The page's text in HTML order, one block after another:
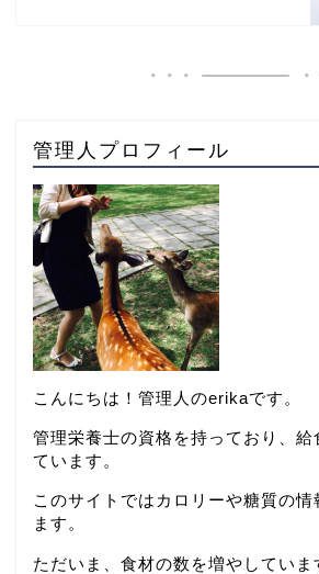
管理人プロフィール
こんにちは！管理人のerikaです。
管理栄養士の資格を持っており、給
ています。
このサイトではカロリーや糖質の情
ます。
ただいま、食材の数を増やしていま